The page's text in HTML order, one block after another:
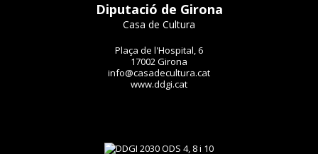
Diputació de Girona
Casa de Cultura
Plaça de l'Hospital, 6
17002 Girona
info@casadecultura.cat
www.ddgi.cat